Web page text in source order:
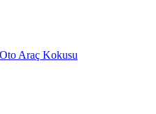
Araç Kokusu